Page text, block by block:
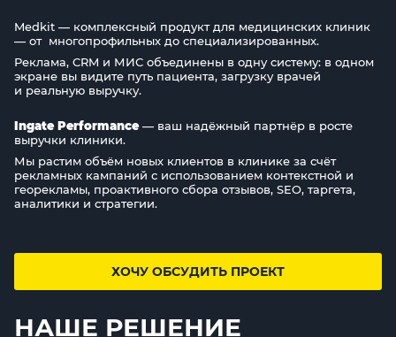
Medkit — комплексный продукт для медицинских клиник
— от многопрофильных до специализированных.
Реклама, CRM и МИС объединены в одну систему: в одном
экране вы видите путь пациента, загрузку врачей
и реальную выручку.
Ingate Performance— ваш надёжный партнёр в росте
выручки клиники.
Мы растим объём новых клиентов в клинике за счёт
рекламных кампаний с использованием контекстной и
георекламы, проактивного сбора отзывов, SEO, таргета,
аналитики и стратегии.
ХОЧУ ОБСУДИТЬ ПРОЕКТ
НАШЕ РЕШЕНИЕ